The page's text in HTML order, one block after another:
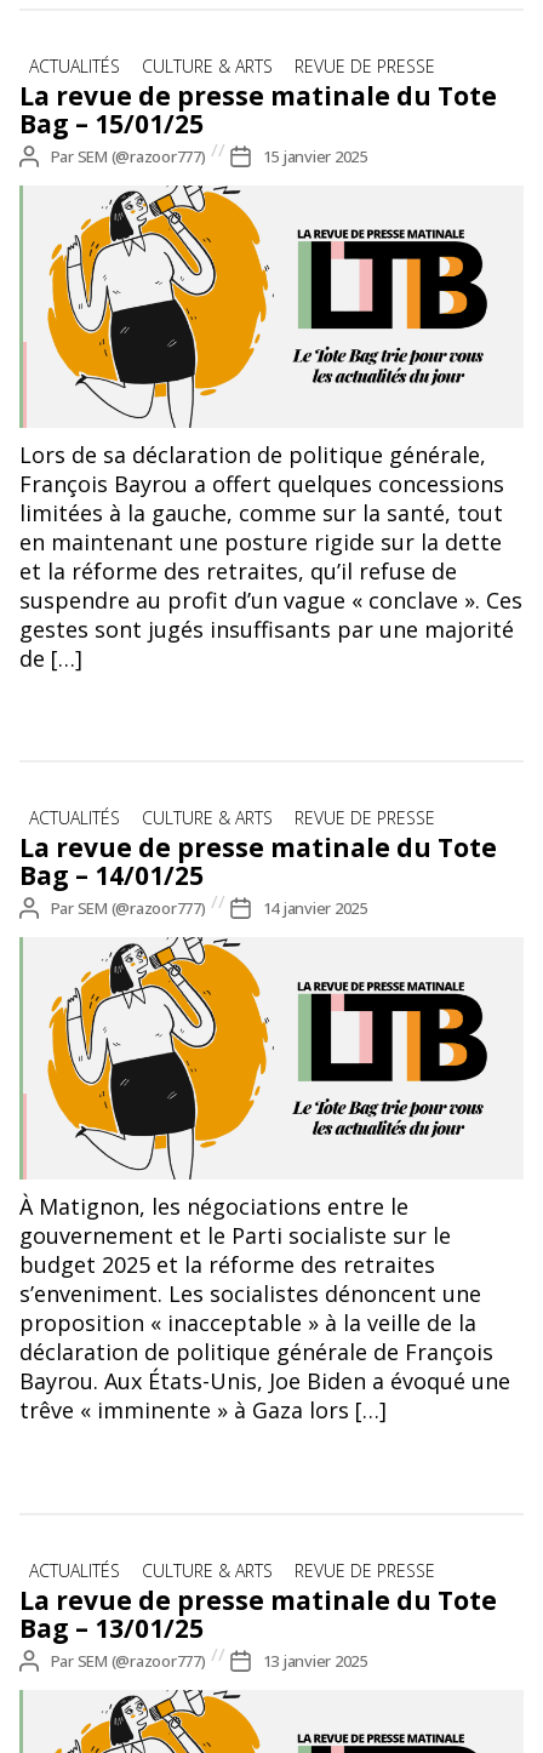
Catégories
ACTUALITÉS CULTURE & ARTS REVUE DE PRESSE
La revue de presse matinale du Tote
Bag – 15/01/25
Auteur
ParSEM (@razoor777)
Date
l’article
15 janvier 2025
Lors de sa déclaration de politique générale,
François Bayrou a offert quelques concessions
limitées à la gauche, comme sur la santé, tout
en maintenant une posture rigide sur la dette
et la réforme des retraites, qu’il refuse de
suspendre au profit d’un vague « conclave ». Ces
gestes sont jugés insuffisants par une majorité
de […]
Catégories
ACTUALITÉS CULTURE & ARTS REVUE DE PRESSE
La revue de presse matinale du Tote
Bag – 14/01/25
Auteur
ParSEM (@razoor777)
Date
l’article
14 janvier 2025
À Matignon, les négociations entre le
gouvernement et le Parti socialiste sur le
budget 2025 et la réforme des retraites
s’enveniment. Les socialistes dénoncent une
proposition « inacceptable » à la veille de la
déclaration de politique générale de François
Bayrou. Aux États-Unis, Joe Biden a évoqué une
trêve « imminente » à Gaza lors […]
Catégories
ACTUALITÉS CULTURE & ARTS REVUE DE PRESSE
La revue de presse matinale du Tote
Bag – 13/01/25
Auteur
ParSEM (@razoor777)
Date
l’article
13 janvier 2025